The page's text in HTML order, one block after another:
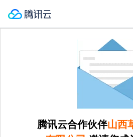
腾讯云合作伙伴山西